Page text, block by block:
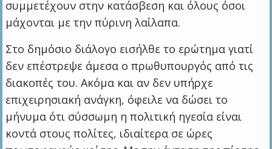
συμμετέχουν στην κατάσβεση και όλους όσοι
μάχονται με την πύρινη λαίλαπα.
Στο δημόσιο διάλογο εισήλθε το ερώτημα γιατί
δεν επέστρεψε άμεσα ο πρωθυπουργός από τις
διακοπές του. Ακόμα και αν δεν υπήρχε
επιχειρησιακή ανάγκη, όφειλε να δώσει το
μήνυμα ότι σύσσωμη η πολιτική ηγεσία είναι
κοντά στους πολίτες, ιδιαίτερα σε ώρες